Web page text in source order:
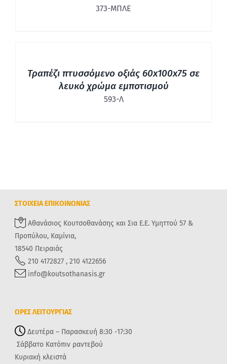
373-ΜΠΛΕ
Τραπέζι πτυσσόμενο οξιάς 60x100x75 σε
λευκό χρώμα εμποτισμού
593-Λ
ΣΤΟΙΧΕΙΑ ΕΠΙΚΟΙΝΩΝΙΑΣ
Αθανάσιος Κουτσοθανάσης και Σια Ε.Ε. Υμηττού 57 &
Προπύλου, Καμίνια,
18540 Πειραιάς
210 4172827 , 210 4122656
info@koutsothanasis.gr
ΩΡΕΣ ΛΕΙΤΟΥΡΓΙΑΣ
Δευτέρα – Παρασκευή 8:30 -17:30
Σάββατο Κατόπιν ραντεβού
Κυριακή κλειστά